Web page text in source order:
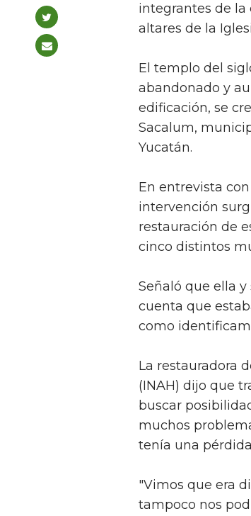
integrantes de
altares de la
El templo del
abandonado y
edificación, se
Sacalum,
Yucatán.
En entrevista
intervención
restauración de
cinco distintos
Señaló que ella
cuenta que
como
La restauradora
(INAH) dijo que
buscar
muchos
tenía una
"Vimos que era
tampoco nos